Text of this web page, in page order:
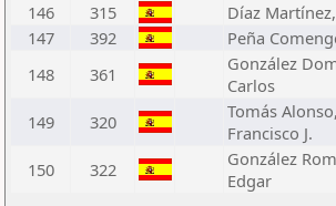
146
315 Díaz
147
392 Peña
148
361
González
Carlos
149 320
Tomás Alonso,
Francisco J.
150 322
González
Edgar